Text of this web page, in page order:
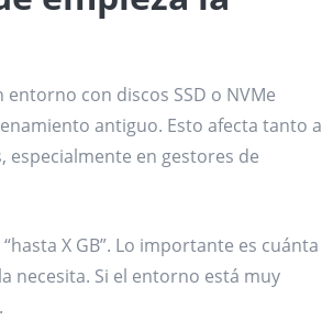
con discos SSD o NVMe
antiguo. Esto afecta tanto a
especialmente en gestores de
X GB”. Lo importante es cuánta
necesita. Si el entorno está muy